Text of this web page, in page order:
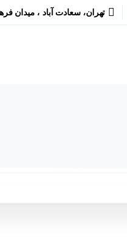
تهران، سعادت آباد ، میدان